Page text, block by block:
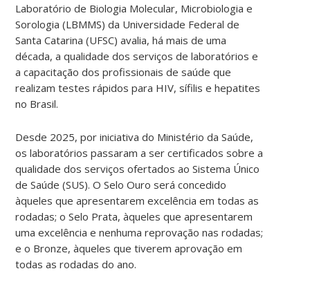
Laboratório de Biologia Molecular, Microbiologia e
Sorologia (LBMMS) da Universidade Federal de
Santa Catarina (UFSC) avalia, há mais de uma
década, a qualidade dos serviços de laboratórios e
a capacitação dos profissionais de saúde que
realizam testes rápidos para HIV, sífilis e hepatites
no Brasil.
Desde 2025, por iniciativa do Ministério da Saúde,
os laboratórios passaram a ser certificados sobre a
qualidade dos serviços ofertados ao Sistema Único
de Saúde (SUS). O Selo Ouro será concedido
àqueles que apresentarem excelência em todas as
rodadas; o Selo Prata, àqueles que apresentarem
uma excelência e nenhuma reprovação nas rodadas;
e o Bronze, àqueles que tiverem aprovação em
todas as rodadas do ano.